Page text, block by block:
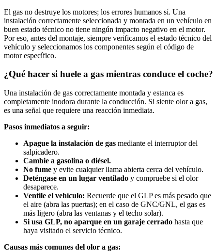
El gas no destruye los motores; los errores humanos sí. Una
instalación correctamente seleccionada y montada en un vehículo en
buen estado técnico no tiene ningún impacto negativo en el motor.
Por eso, antes del montaje, siempre verificamos el estado técnico del
vehículo y seleccionamos los componentes según el código de
motor específico.
¿Qué hacer si huele a gas mientras conduce el coche?
Una instalación de gas correctamente montada y estanca es
completamente inodora durante la conducción. Si siente olor a gas,
es una señal que requiere una reacción inmediata.
Pasos inmediatos a seguir:
Apague la instalación de gas mediante el interruptor del
salpicadero.
Cambie a gasolina o diésel.
No fume y evite cualquier llama abierta cerca del vehículo.
Deténgase en un lugar ventilado y compruebe si el olor
desaparece.
Ventile el vehículo: Recuerde que el GLP es más pesado que
el aire (abra las puertas); en el caso de GNC/GNL, el gas es
más ligero (abra las ventanas y el techo solar).
Si usa GLP, no aparque en un garaje cerrado hasta que
haya visitado el servicio técnico.
Causas más comunes del olor a gas: